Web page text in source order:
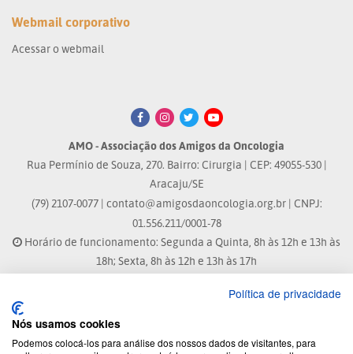
Webmail corporativo
Acessar o webmail
AMO - Associação dos Amigos da Oncologia
Rua Permínio de Souza, 270. Bairro: Cirurgia | CEP: 49055-530 |
Aracaju/SE
(79) 2107-0077 | contato@amigosdaoncologia.org.br| CNPJ:
01.556.211/0001-78
Horário de funcionamento: Segunda a Quinta, 8h às 12h e 13h às
18h; Sexta, 8h às 12h e 13h às 17h
Site atualizado em: 07/08/2026 às 17:25h
® Marca Registrada
Política de privacidade
Nós usamos cookies
Podemos colocá-los para análise dos nossos dados de visitantes, para